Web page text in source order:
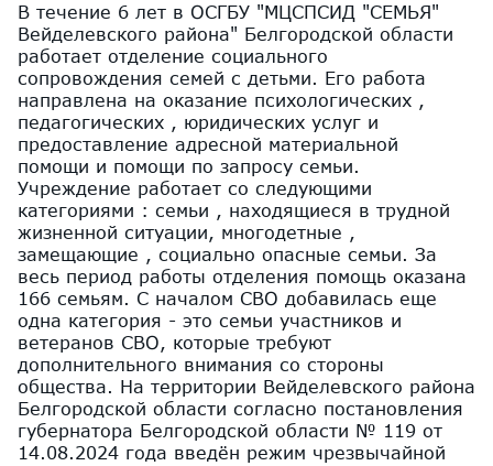
В течение 6 лет в ОСГБУ "МЦСПСИД "СЕМЬЯ"
Вейделевского района" Белгородской области
работает отделение социального
сопровождения семей с детьми. Его работа
направлена на оказание психологических ,
педагогических , юридических услуг и
предоставление адресной материальной
помощи и помощи по запросу семьи.
Учреждение работает со следующими
категориями : семьи , находящиеся в трудной
жизненной ситуации, многодетные ,
замещающие , социально опасные семьи. За
весь период работы отделения помощь оказана
166 семьям. С началом СВО добавилась еще
одна категория - это семьи участников и
ветеранов СВО, которые требуют
дополнительного внимания со стороны
общества. На территории Вейделевского района
Белгородской области согласно постановления
губернатора Белгородской области № 119 от
14.08.2024 года введён режим чрезвычайной